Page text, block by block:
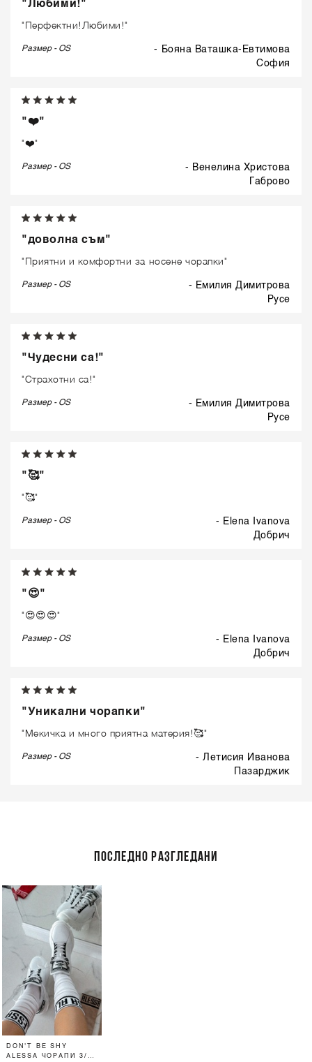
"Любими!"
"Перфектни!Любими!"
Размер - OS
- Бояна Ваташка-Евтимова
софия
"❤️"
"❤️"
Размер - OS
- Венелина Христова
габрово
"доволна съм"
"Приятни и комфортни за носене чорапки"
Размер - OS
- Емилия Димитрова
русе
"Чудесни са!"
"Страхотни са!"
Размер - OS
- Емилия Димитрова
русе
"🥰"
"🥰"
Размер - OS
- Elena Ivanova
добрич
"😍"
"😍😍😍"
Размер - OS
- Elena Ivanova
добрич
"Уникални чорапки"
"Мекичка и много приятна материя!🥰"
Размер - OS
- Летисия Иванова
пазарджик
ПОСЛЕДНО РАЗГЛЕДАНИ
DON'T BE SHY
ALESSA ЧОРАПИ 3/4